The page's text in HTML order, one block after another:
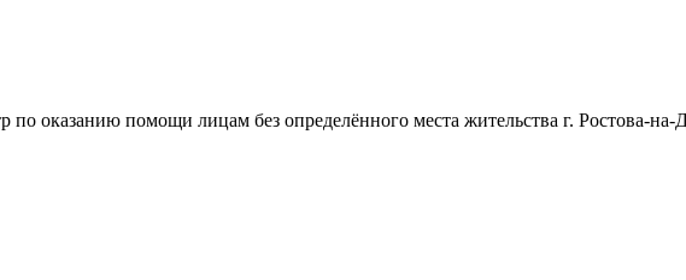
оказанию помощи лицам без определённого места жительства г. Ростова-на-